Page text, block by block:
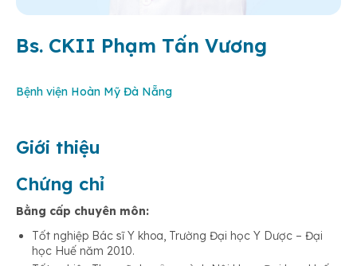
Bs. CKII Phạm Tấn Vương
Bệnh viện Hoàn Mỹ Đà Nẵng
Giới thiệu
Chứng chỉ
Bằng cấp chuyên môn:
Tốt nghiệp Bác sĩ Y khoa, Trường Đại học Y Dược – Đại
học Huế năm 2010.